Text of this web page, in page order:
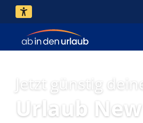
Jetzt günstig
Urlaub